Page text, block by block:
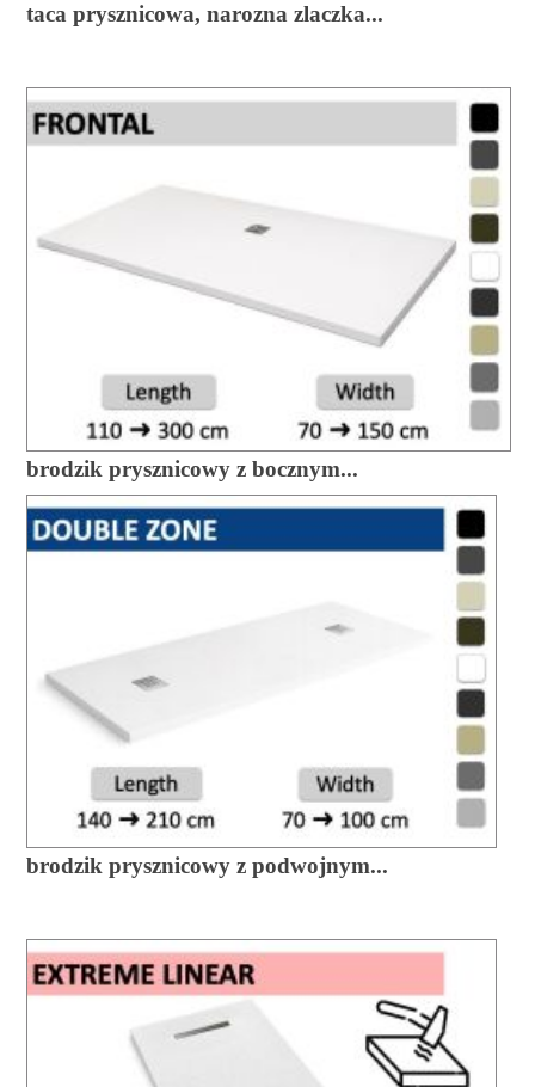
taca prysznicowa, narozna zlaczka...
brodzik prysznicowy z bocznym...
brodzik prysznicowy z podwojnym...